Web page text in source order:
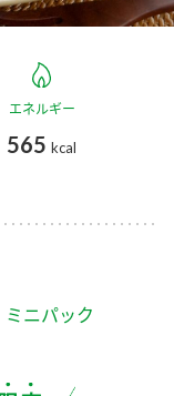
れ
中華エネルギー
565 kcal
ニパック